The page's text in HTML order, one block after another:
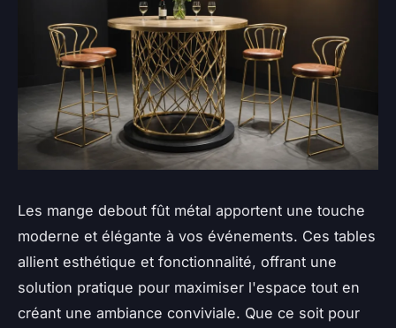
Les mange debout fût métal apportent une touche
moderne et élégante à vos événements. Ces tables
allient esthétique et fonctionnalité, offrant une
solution pratique pour maximiser l'espace tout en
créant une ambiance conviviale. Que ce soit pour